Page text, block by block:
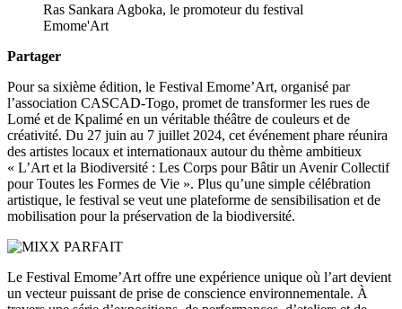
Ras Sankara Agboka, le promoteur du festival
Emome'Art
Partager
Pour sa sixième édition, le Festival Emome’Art, organisé par
l’association CASCAD-Togo, promet de transformer les rues de
Lomé et de Kpalimé en un véritable théâtre de couleurs et de
créativité. Du 27 juin au 7 juillet 2024, cet événement phare réunira
des artistes locaux et internationaux autour du thème ambitieux
« L’Art et la Biodiversité : Les Corps pour Bâtir un Avenir Collectif
pour Toutes les Formes de Vie ». Plus qu’une simple célébration
artistique, le festival se veut une plateforme de sensibilisation et de
mobilisation pour la préservation de la biodiversité.
Le Festival Emome’Art offre une expérience unique où l’art devient
un vecteur puissant de prise de conscience environnementale. À